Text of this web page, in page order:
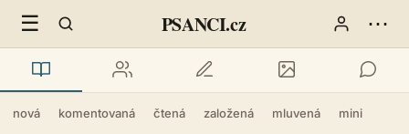
☰ PSANCI.cz ⋯
nová komentovaná čtená založená mluvená mini